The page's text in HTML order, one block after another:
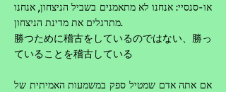
או-סנסיי: אנחנו לא מתאמנים בשביל הניצחון, אנחנו
מתרגלים את מדינת הניצחון.
勝つために稽古をしているのではない、勝っ
ていることを稽古している
אם אתה אדם שמטיל ספק במשמעות האמיתית של